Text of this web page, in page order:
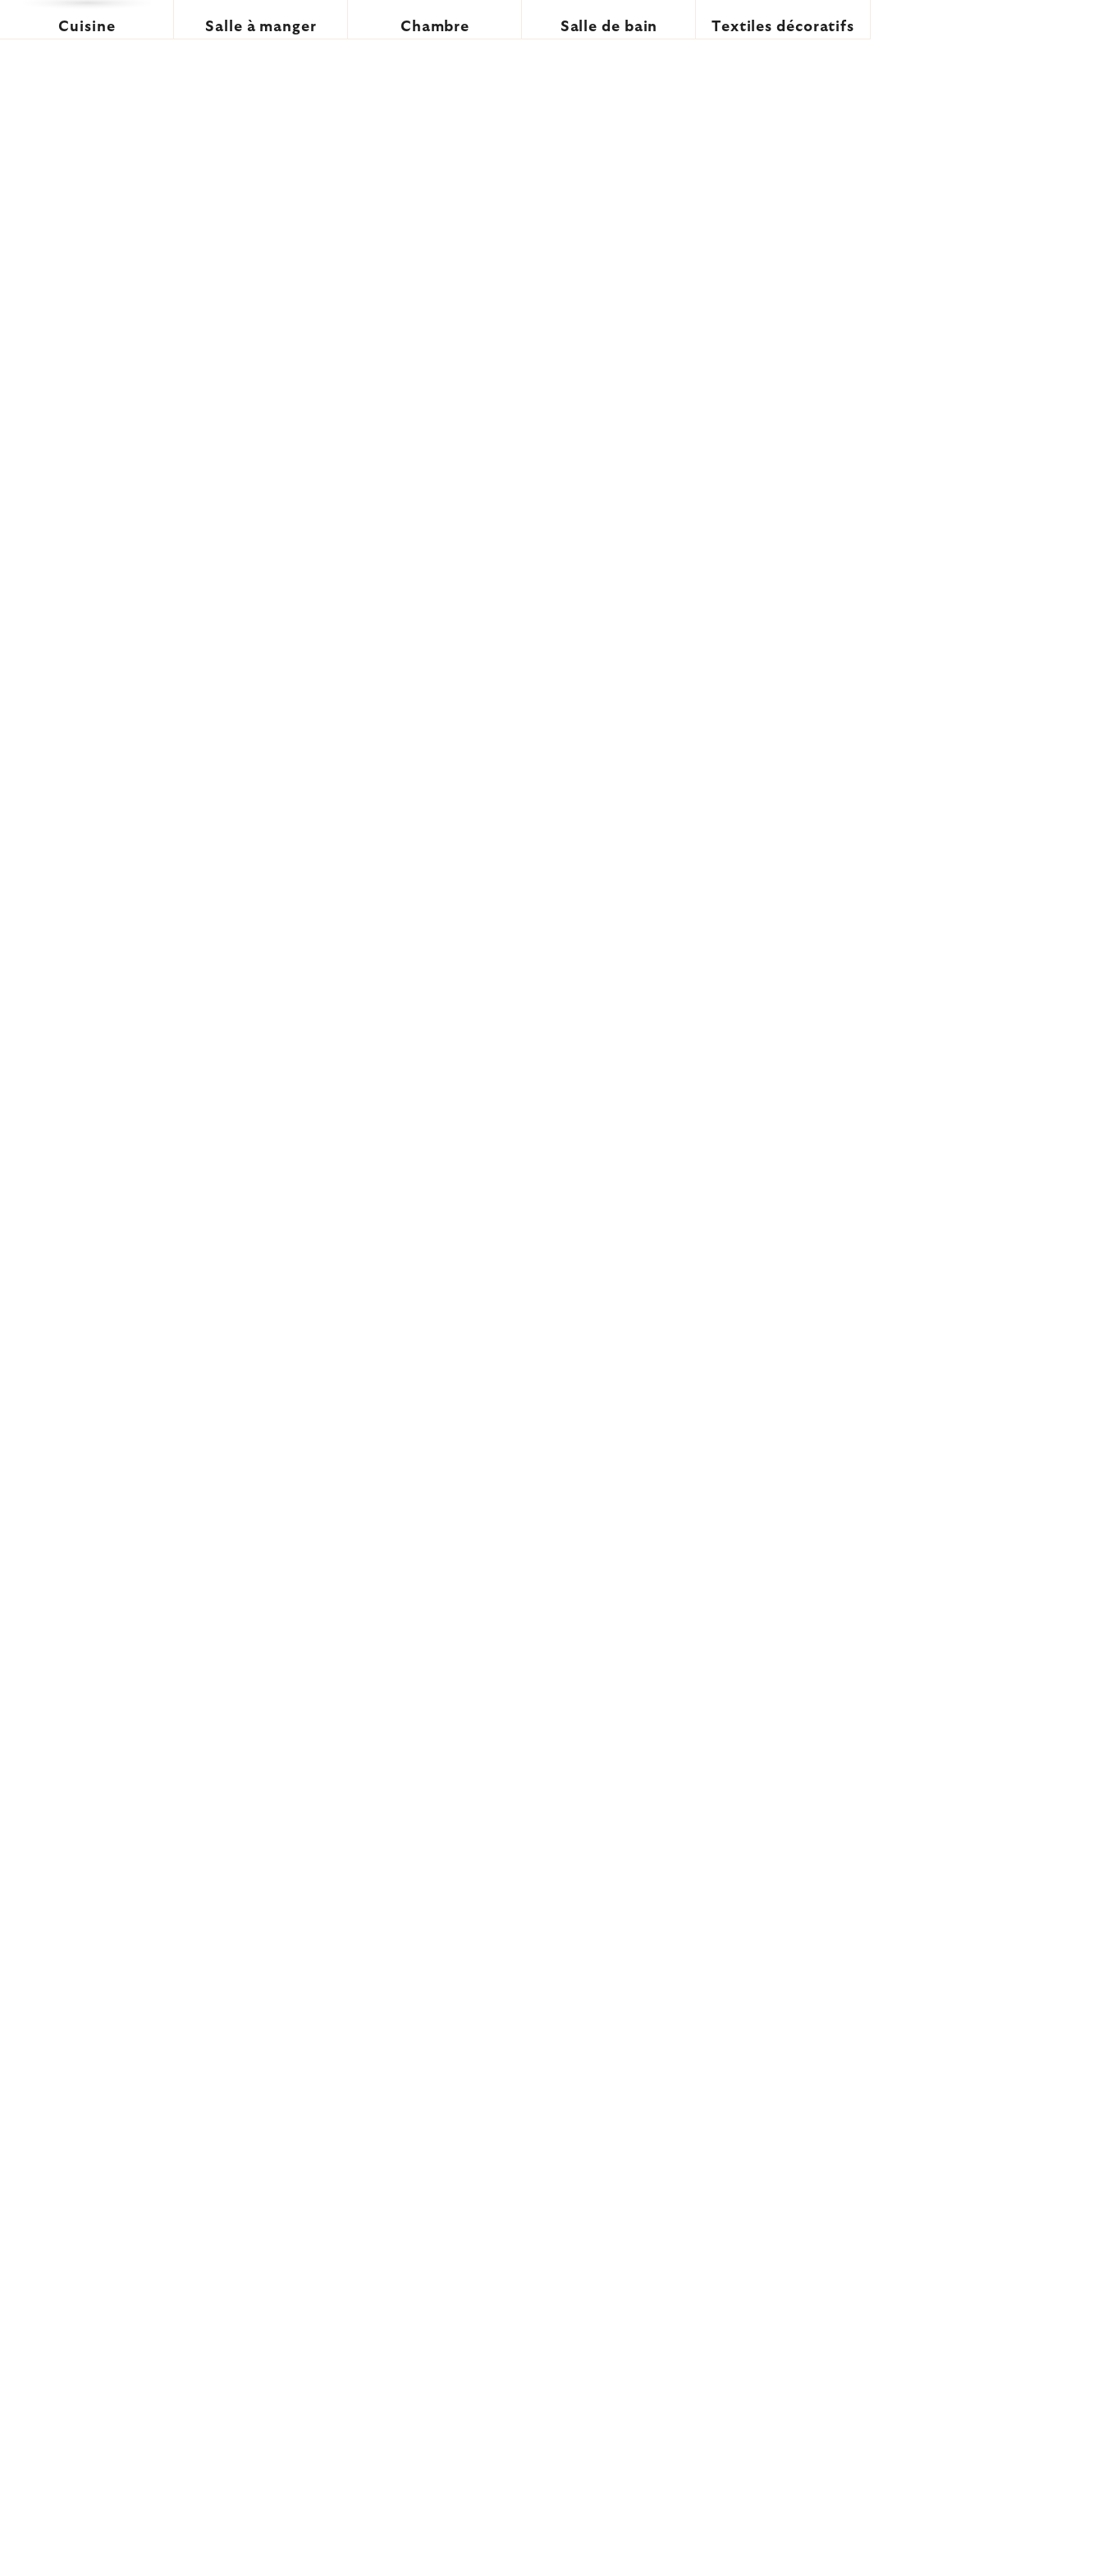
Cuisine Salle à manger Chambre Salle de bain Textiles décoratifs